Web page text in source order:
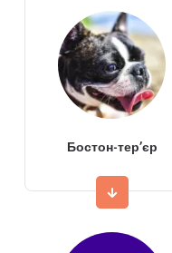
Бостон-тер’єр